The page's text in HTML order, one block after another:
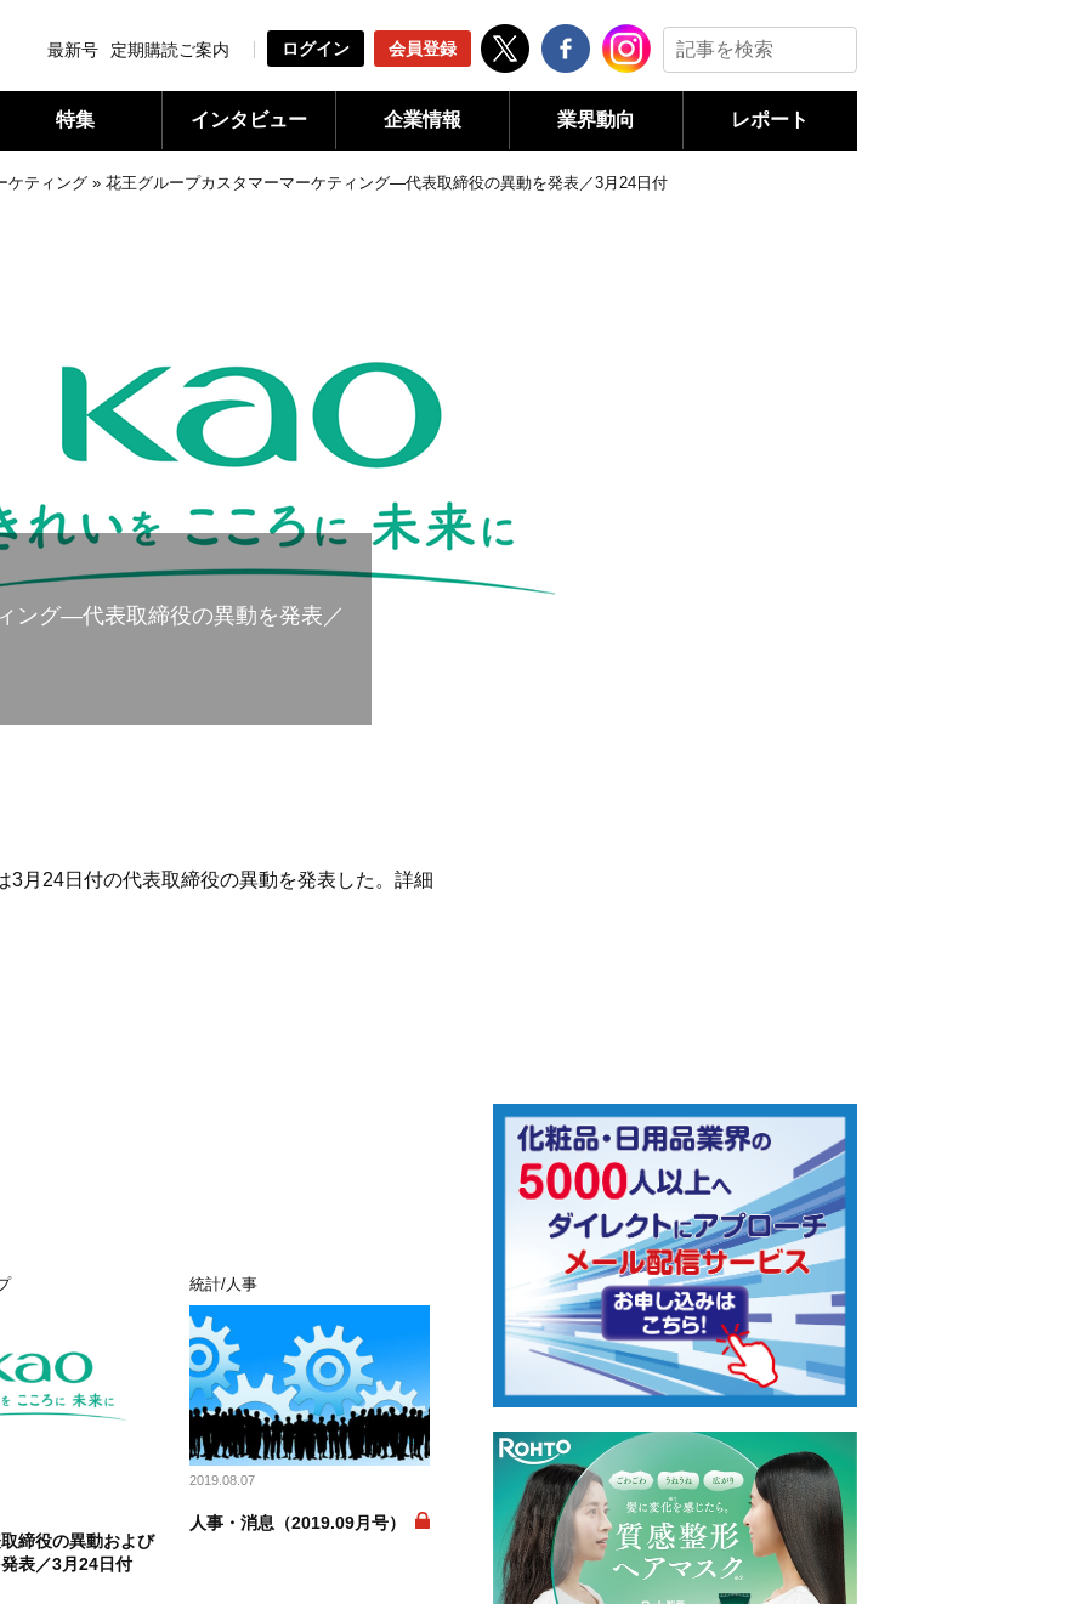
最新号 定期購読ご案内 ログイン 会員登録
特集 インタビュー 企業情報 業界動向 レポート
ケティング » 花王グループカスタマーマーケティング―代表取締役の異動を発表／3月24日付
ング―代表取締役の異動を発表／
月24日付の代表取締役の異動を発表した。詳細
締役の異動および
表／3月24日付
統計/人事
2019.08.07
人事・消息（2019.09月号）